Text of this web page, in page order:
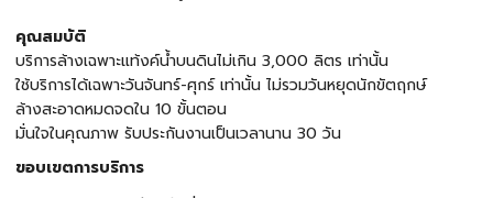
คุณสมบัติ
บริการล้างเฉพาะแท้งค์น้ำบนดินไม่เกิน 3,000 ลิตร เท่านั้น
ใช้บริการได้เฉพาะวันจันทร์-ศุกร์ เท่านั้น ไม่รวมวันหยุดนักขัตฤกษ์
ล้างสะอาดหมดจดใน 10 ขั้นตอน
มั่นใจในคุณภาพ รับประกันงานเป็นเวลานาน 30 วัน
ขอบเขตการบริการ